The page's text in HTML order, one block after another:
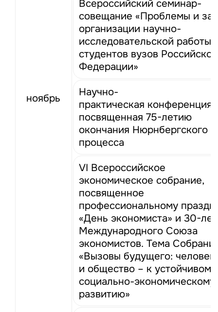
ноябрь
Всероссийский семинар-
совещание «Проблемы и
организации научно-
исследовательской работы
студентов вузов Российской
Федерации»
Научно-
практическая конференция,
посвященная 75-летию
окончания Нюрнбергского
процесса
VI Всероссийское
экономическое собрание,
посвященное
профессиональному
«День экономиста» и 30-
Международного Союза
экономистов. Тема
«Вызовы будущего: человек
и общество – к устойчивому
социально-экономическому
развитию»